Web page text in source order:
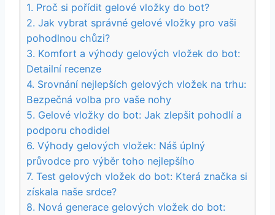
1. ​Proč si pořídit gelové vložky do bot?
2. Jak vybrat správné⁢ gelové vložky ⁤pro vaši
pohodlnou chůzi?
3. Komfort a výhody gelových vložek‍ do​ bot:
Detailní recenze
4. Srovnání nejlepších ⁤gelových vložek na trhu:
⁣Bezpečná volba ⁢pro‌ vaše​ nohy
5. Gelové ⁣vložky do bot: ‌Jak zlepšit pohodlí​ a
podporu chodidel
6. Výhody gelových vložek: Náš úplný
průvodce pro výběr toho nejlepšího
7.‍ Test⁣ gelových vložek do bot: Která​ značka si
⁣získala naše srdce?
8. Nová generace gelových vložek do ​bot:⁢